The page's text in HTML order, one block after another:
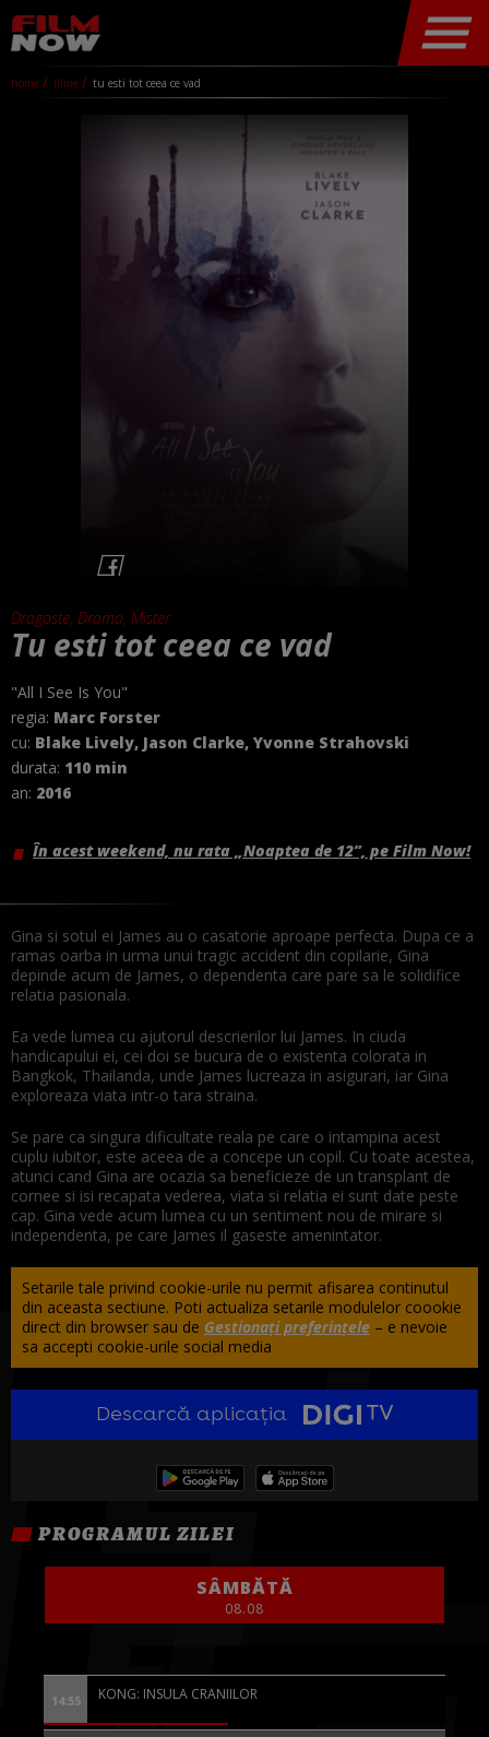
home filme tu esti tot ceea ce vad
Dragoste, Drama, Mister
Tu esti tot ceea ce vad
"All I See Is You"
regia: Marc Forster
cu: Blake Lively, Jason Clarke, Yvonne Strahovski
durata: 110 min
an: 2016
În acest weekend, nu rata „Noaptea de 12”, pe Film Now!
Gina si sotul ei James au o casatorie aproape perfecta. Dupa ce a
ramas oarba in urma unui tragic accident din copilarie, Gina
depinde acum de James, o dependenta care pare sa le solidifice
relatia pasionala.
Ea vede lumea cu ajutorul descrierilor lui James. In ciuda
handicapului ei, cei doi se bucura de o existenta colorata in
Bangkok, Thailanda, unde James lucreaza in asigurari, iar Gina
exploreaza viata intr-o tara straina.
Se pare ca singura dificultate reala pe care o intampina acest
cuplu iubitor, este aceea de a concepe un copil. Cu toate acestea,
atunci cand Gina are ocazia sa beneficieze de un transplant de
cornee si isi recapata vederea, viata si relatia ei sunt date peste
cap. Gina vede acum lumea cu un sentiment nou de mirare si
independenta, pe care James il gaseste amenintator.
Setarile tale privind cookie-urile nu permit afisarea continutul
din aceasta sectiune. Poti actualiza setarile modulelor coookie
direct din browser sau de Gestionați preferințele – e nevoie
sa accepti cookie-urile social media
Descarcă aplicația
PROGRAMUL ZILEI
SÂMBĂTĂ
08.08
14:55 KONG: INSULA CRANIILOR